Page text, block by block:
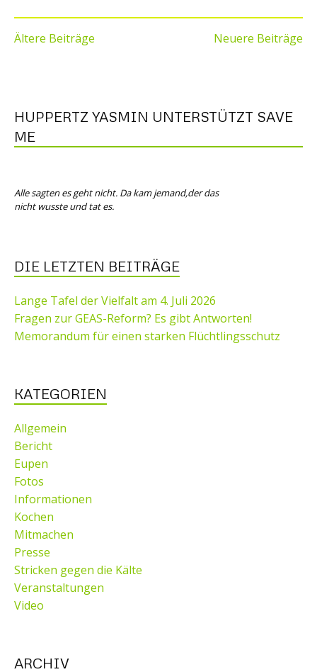
BEITRAGSNAVIGATION
Ältere Beiträge Neuere Beiträge
HUPPERTZ YASMIN UNTERSTÜTZT SAVE
ME
Alle sagten es geht nicht. Da kam jemand,der das
nicht wusste und tat es.
DIE LETZTEN BEITRÄGE
Lange Tafel der Vielfalt am 4. Juli 2026
Fragen zur GEAS-Reform? Es gibt Antworten!
Memorandum für einen starken Flüchtlingsschutz
KATEGORIEN
Allgemein
Bericht
Eupen
Fotos
Informationen
Kochen
Mitmachen
Presse
Stricken gegen die Kälte
Veranstaltungen
Video
ARCHIV